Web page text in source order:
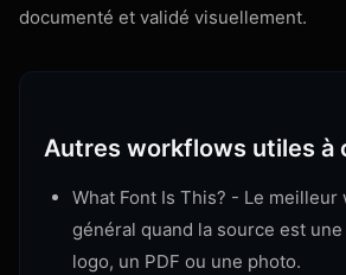
documenté et validé visuellement.
Autres workflows utiles à
What Font Is This? - Le meilleur
général quand la source est
logo, un PDF ou une photo.